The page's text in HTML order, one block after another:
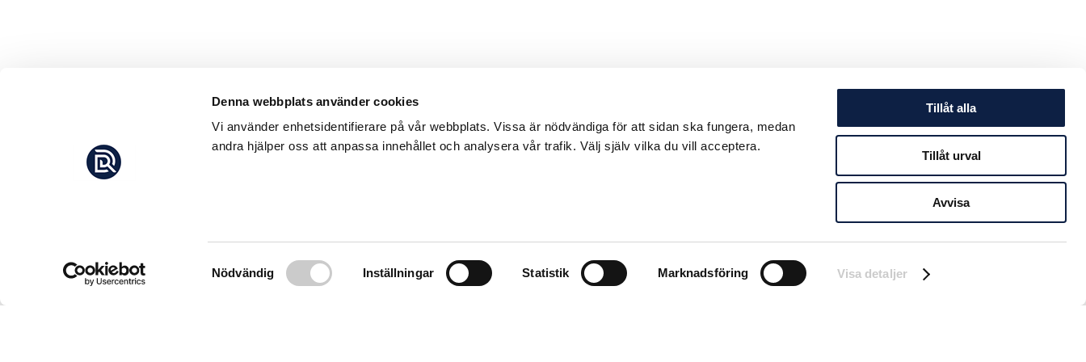
Denna webbplats använder cookies
Vi använder enhetsidentifierare på vår webbplats. Vissa är nödvändiga för att sidan ska fungera, medan
andra hjälper oss att anpassa innehållet och analysera vår trafik. Välj själv vilka du vill acceptera.
Samtyckesval
Nödvändig Inställningar Statistik Marknadsföring Visa detaljer
Tillåt alla
Tillåt urval
Avvisa